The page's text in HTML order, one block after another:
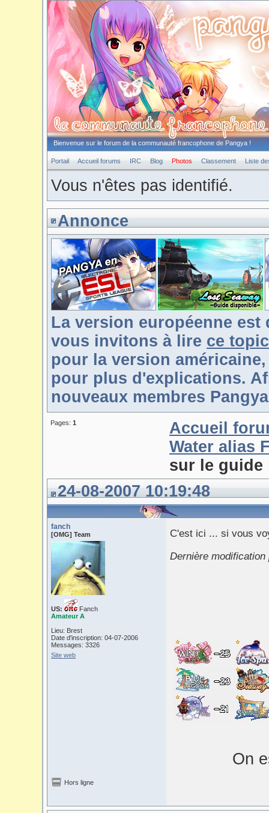
Bienvenue sur le forum de la communauté francophone de Pangya !
Portail Accueil forums IRC Blog Photos Classement Liste
Vous n'êtes pas identifié.
Annonce
La version européenne
vous invitons à lire ce topic
pour la version
pour plus d'explications.
nouveaux membres
Pages: 1
Accueil
Water alias
sur le guide
24-08-2007 10:19:48
fanch
[OMG] Team
US:
Fanch
Amateur A
Lieu: Brest
Date d'inscription: 04-07-2006
Messages: 3326
Site web
C'est ici ... si vous
Dernière modification
On
Hors ligne